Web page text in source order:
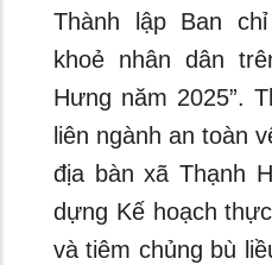
Thành lập Ban
khoẻ nhân dân
Hưng năm 2025”.
liên ngành an toàn
địa bàn xã Thạnh
dựng Kế hoạch
và tiêm chủng bù